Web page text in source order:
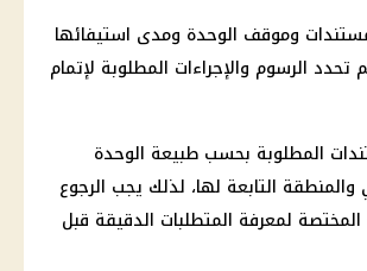
وموقف الوحدة ومدى استيفائها
تحدد الرسوم والإجراءات المطلوبة لإتمام
المطلوبة بحسب طبيعة الوحدة
التابعة لها، لذلك يجب الرجوع
لمعرفة المتطلبات الدقيقة قبل